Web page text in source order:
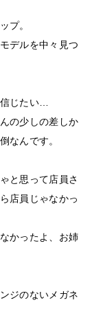
プ。
デルを中々見つ
じたい…
の少しの差しか
なんです。
と思って店員さ
店員じゃなかっ
かったよ、お姉
ジのないメガネ